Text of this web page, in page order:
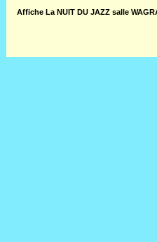
Affiche La NUIT DU JAZZ salle